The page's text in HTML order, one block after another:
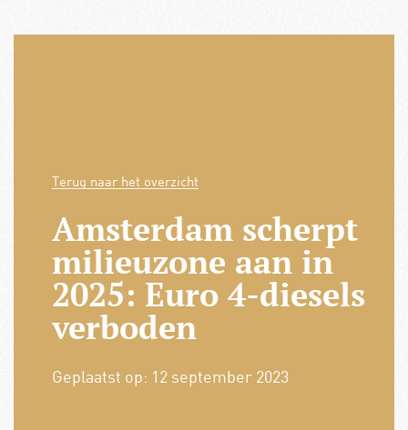
Terug naar het overzicht
Amsterdam scherpt
milieuzone aan in
2025: Euro 4-diesels
verboden
Geplaatst op: 12 september 2023